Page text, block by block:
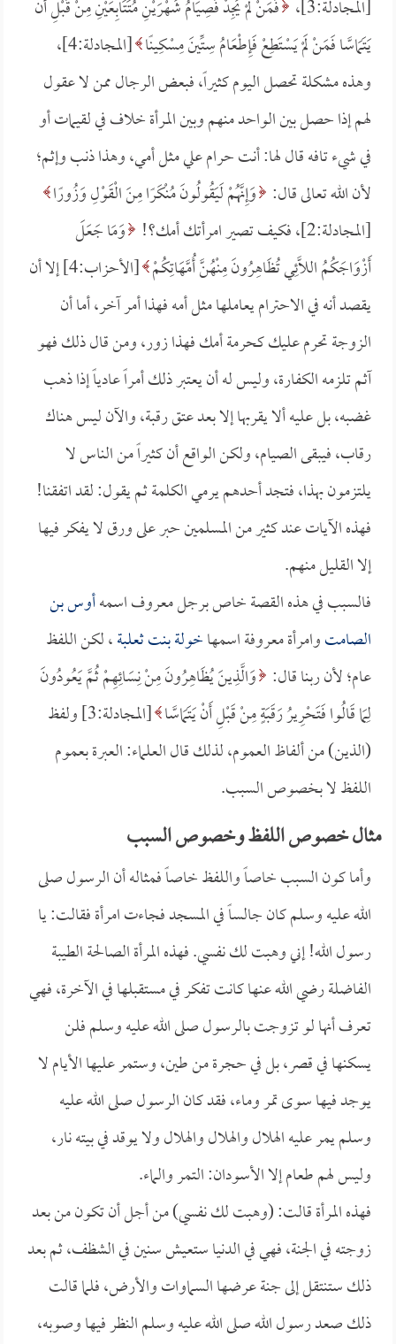
[المجادلة:3]،
فَمَنْ لَمْ يَجِدْ فَصِيَامُ شَهْرَيْنِ مُتَتَابِعَيْنِ مِنْ قَبْلِ أَنْ
يَتَمَاسَّا فَمَنْ لَمْ يَسْتَطِعْ فَإِطْعَامُ سِتِّينَ مِسْكِينًا
[المجادلة:4]،
وهذه مشكلة تحصل اليوم كثيراً، فبعض الرجال ممن لا عقول
لهم إذا حصل بين الواحد منهم وبين المرأة خلاف في لقيمات أو
في شيء تافه قال لها: أنت حرام علي مثل أمي، وهذا ذنب وإثم؛
لأن الله تعالى قال: وَإِنَّهُمْ لَيَقُولُونَ مُنْكَرًا مِنَ الْقَوْلِ وَزُورًا
[المجادلة:2]، فكيف تصير امرأتك أمك؟!
وَمَا جَعَلَ
أَزْوَاجَكُمُ اللَّائِي تُظَاهِرُونَ مِنْهُنَّ أُمَّهَاتِكُمْ
[الأحزاب:4] إلا أن
يقصد أنه في الاحترام يعاملها مثل أمه فهذا أمر آخر، أما أن
الزوجة تحرم عليك كحرمة أمك فهذا زور، ومن قال ذلك فهو
آثم تلزمه الكفارة، وليس له أن يعتبر ذلك أمراً عادياً إذا ذهب
غضبه، بل عليه ألا يقربها إلا بعد عتق رقبة، والآن ليس هناك
رقاب، فيبقى الصيام، ولكن الواقع أن كثيراً من الناس لا
يلتزمون بهذا، فتجد أحدهم يرمي الكلمة ثم يقول: لقد اتفقنا!
فهذه الآيات عند كثير من المسلمين حبر على ورق لا يفكر فيها
إلا القليل منهم.
فالسبب في هذه القصة خاص برجل معروف اسمهأوس بن
الصامتوامرأة معروفة اسمهاخولة بنت ثعلبة، لكن اللفظ
عام؛ لأن ربنا قال: وَالَّذِينَ يُظَاهِرُونَ مِنْ نِسَائِهِمْ ثُمَّ يَعُودُونَ
لِمَا قَالُوا فَتَحْرِيرُ رَقَبَةٍ مِنْ قَبْلِ أَنْ يَتَمَاسَّا
[المجادلة:3] ولفظ
(الذين) من ألفاظ العموم، لذلك قال العلماء: العبرة بعموم
اللفظ لا بخصوص السبب.
مثال خصوص اللفظ وخصوص السبب
وأما كون السبب خاصاً واللفظ خاصاً فمثاله أن الرسول صلى
الله عليه وسلم كان جالساً في المسجد فجاءت امرأة فقالت: يا
رسول الله! إني وهبت لك نفسي. فهذه المرأة الصالحة الطيبة
الفاضلة رضي الله عنها كانت تفكر في مستقبلها في الآخرة، فهي
تعرف أنها لو تزوجت بالرسول صلى الله عليه وسلم فلن
يسكنها في قصر، بل في حجرة من طين، وستمر عليها الأيام لا
يوجد فيها سوى تمر وماء، فقد كان الرسول صلى الله عليه
وسلم يمر عليه الهلال والهلال والهلال ولا يوقد في بيته نار،
وليس لهم طعام إلا الأسودان: التمر والماء.
فهذه المرأة قالت: (وهبت لك نفسي) من أجل أن تكون من بعد
زوجته في الجنة، فهي في الدنيا ستعيش سنين في الشظف، ثم بعد
ذلك ستنتقل إلى جنة عرضها السماوات والأرض، فلما قالت
ذلك صعد رسول الله صلى الله عليه وسلم النظر فيها وصوبه،